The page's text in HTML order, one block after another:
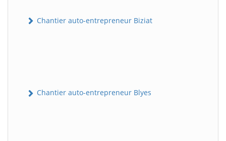
Chantier auto-entrepreneur Biziat
Chantier auto-entrepreneur Blyes